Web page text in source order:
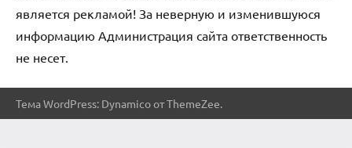
является рекламой! За неверную и изменившуюся
информацию Администрация сайта ответственность
не несет.
Тема WordPress: Dynamico от ThemeZee.